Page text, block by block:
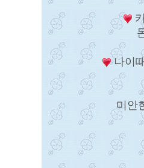
나이
미안